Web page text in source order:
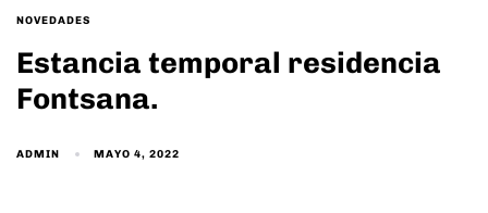
TAGS
NOVEDADES
Estancia temporal residencia
Fontsana.
ADMIN MAYO 4, 2022